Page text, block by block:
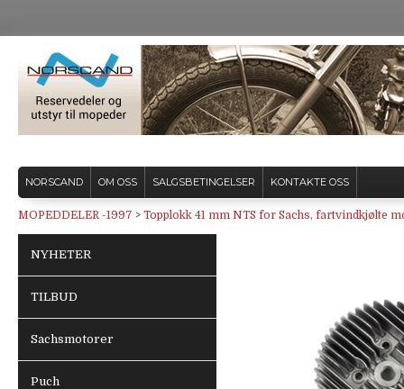
NORSCAND OM OSS SALGSBETINGELSER KONTAKTE OSS
MOPEDDELER -1997 > Topplokk 41 mm NTS for Sachs, fartvindkjølte
NYHETER
TILBUD
Sachsmotorer
Puch